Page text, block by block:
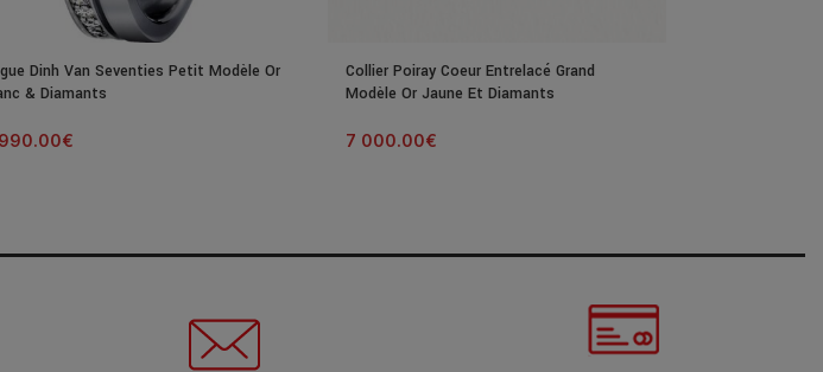
Dinh Van Seventies Petit Modèle Or
& Diamants
€
Collier Poiray Coeur Entrelacé Grand
Modèle Or Jaune Et Diamants
7 000.00€